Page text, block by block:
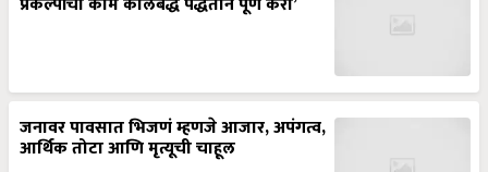
जनावर पावसात भिजणं म्हणजे आजार, अपंगत्व,
आर्थिक तोटा आणि मृत्यूची चाहूल